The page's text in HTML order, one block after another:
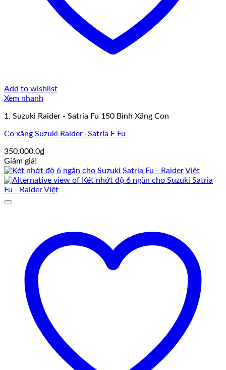
Add to wishlist
Xem nhanh
1. Suzuki Raider - Satria Fu 150 Bình Xăng Con
Co xăng Suzuki Raider -Satria F Fu
350.000,0₫
Giảm giá!